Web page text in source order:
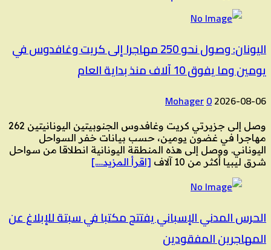
اليونان: وصول نحو 250 مهاجرا إلى كريت وغافدوس في
يومين وما يفوق 10 آلاف منذ بداية العام
2026-08-06
Mohager0
وصل إلى جزيرتي كريت وغافدوس الجنوبيتين اليونانيتين 262
مهاجرا في غضون يومين، حسب بيانات خفر السواحل
اليوناني. ووصل إلى هذه المنطقة اليونانية انطلاقا من سواحل
شرق ليبيا أكثر من 10 آلاف
[اقرأ المزيد….]
الحرس المدني الإسباني يفتتح مكتبا في سبتة للإبلاغ عن
المهاجرين المفقودين